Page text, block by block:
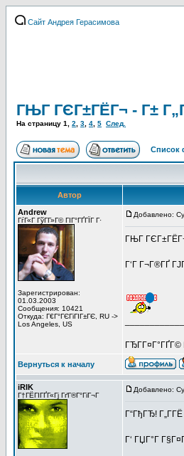
Сайт Андрея Герасимова
ГЊГ ГЄГ±ГЁГ¬ - Г±
На страницу 1 2 3 4 5 След.
Список
Автор
Andrew
ГѓГ«Г ГўГ­Г»Г© ГІГ°ГҐГЇГ Г·
Зарегистрирован:
01.03.2003
Сообщения: 10421
Откуда: Г€Г°ГЄГіГІГ±ГЄ, RU ->
Los Angeles, US
Добавлено:
ГЊГ
Г‘Г Г¬Г®ГҐ
ГЂГ­Г¤Г°ГҐГ©
Вернуться к началу
iRIK
Г†ГЁГІГҐГ«Гј ГґГ®Г°ГіГ¬Г
Добавлено:
Г“ГђГЂ!
Г‘ ГЏГ°Г